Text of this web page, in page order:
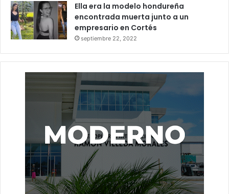
Ella era la modelo hondureña
encontrada muerta junto a un
empresario en Cortés
septiembre 22, 2022